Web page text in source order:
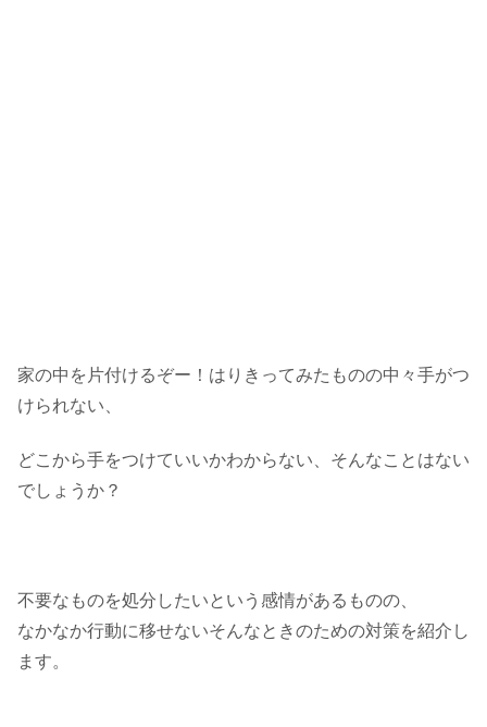
家の中を片付けるぞー！はりきってみたものの中々手がつ
けられない、
どこから手をつけていいかわからない、そんなことはない
でしょうか？
不要なものを処分したいという感情があるものの、
なかなか行動に移せないそんなときのための対策を紹介し
ます。